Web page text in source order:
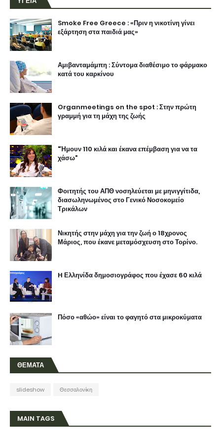
Smoke Free Greece : «Πριν η νικοτίνη γίνει
εξάρτηση στα παιδιά μας»
Αμιβανταμάμπη : Σύντομα διαθέσιμο το φάρμακο
κατά του καρκίνου
Organmeetings on the spot : Στην πρώτη
γραμμή για τη μάχη της ζωής
"Ήμουν 110 κιλά και έκανα επέμβαση για να τα
χάσω"
Φοιτητής του ΑΠΘ νοσηλεύεται με μηνιγγίτιδα,
διασωληνωμένος στο Γενικό Νοσοκομείο
Τρικάλων
Νικητής στην μάχη για την ζωή ο 18χρονος
Μάριος, που έκανε μεταμόσχευση στο Τορίνο.
H Ελληνίδα δημοσιογράφος που έχασε 60 κιλά
Πόσο «αθώο» είναι το φαγητό στα μικροκύματα
ΘΕΜΑΤΑ
slideshow Θεσσαλονίκη
MAIN TAGS